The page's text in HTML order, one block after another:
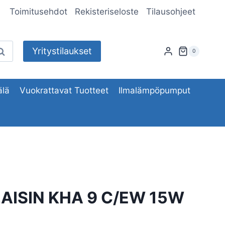
Toimitusehdot Rekisteriseloste Tilausohjeet
Yritystilaukset 0
Vuokrattavat Tuotteet Ilmalämpöpumput
KHA 9 C/EW 15W